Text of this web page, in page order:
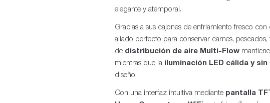
elegante y atemporal.
Gracias a sus cajones de enfriamiento fresco
aliado perfecto para conservar carnes,
de distribución de aire Multi-Flow
mientras que la iluminación LED cálida y
diseño.
Con una interfaz intuitiva mediante pantalla